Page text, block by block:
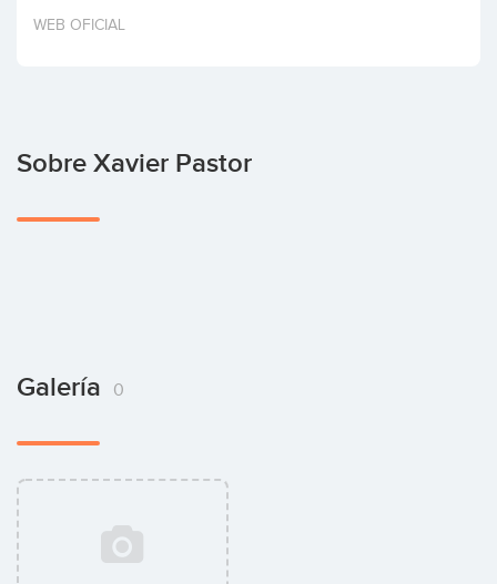
Invertir
WEB OFICIAL
Sobre Xavier Pastor
Galería 0